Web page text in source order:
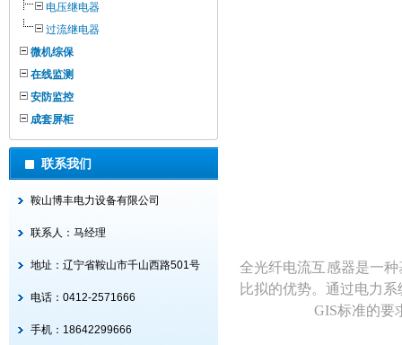
电压继电器
过流继电器
微机综保
在线监测
安防监控
成套屏柜
联系我们
鞍山博丰电力设备有限公司
联系人：马经理
地址：辽宁省鞍山市千山西路501号
电话：0412-2571666
手机：18642299666
全光纤电流互感器是一
比拟的优势。通过电力
标准的要
GIS